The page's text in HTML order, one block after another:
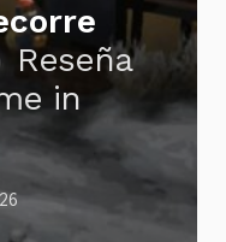
Reseña
in